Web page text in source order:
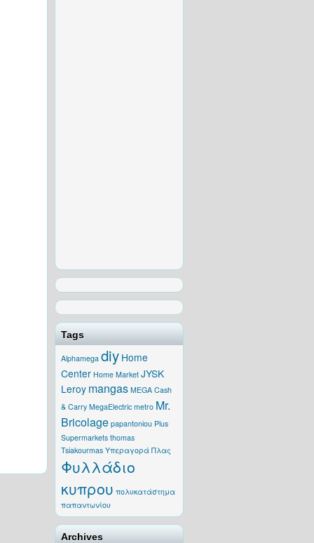
Tags
Alphamega diy Home
Center Home Market JYSK
Leroy mangas MEGA Cash
& Carry MegaElectric metro Mr.
Bricolage papantoniou Plus
Supermarkets thomas
Tsiakourmas Υπεραγορά Πλας
Φυλλάδιο
κυπρου πoλυκατάστημα
παπαντωνίου
Archives